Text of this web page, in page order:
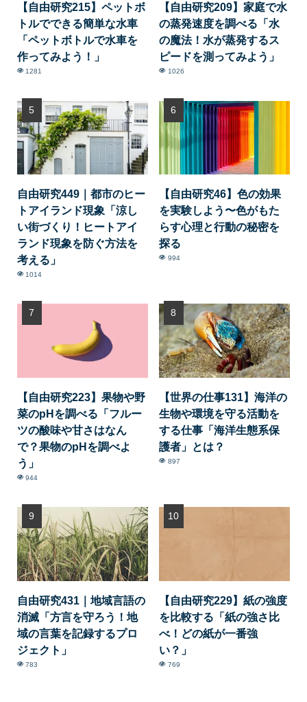
【自由研究215】ペットボ
トルでできる簡単な水車
「ペットボトルで水車を
作ってみよう！」
1281
【自由研究209】家庭で水
の蒸発速度を調べる「水
の魔法！水が蒸発するス
ピードを測ってみよう」
1026
自由研究449｜都市のヒー
トアイランド現象「涼し
い街づくり！ヒートアイ
ランド現象を防ぐ方法を
考える」
1014
【自由研究46】色の効果
を実験しよう〜色がもた
らす心理と行動の秘密を
探る
994
【自由研究223】果物や野
菜のpHを調べる「フルー
ツの酸味や甘さはなん
で？果物のpHを調べよ
う」
944
【世界の仕事131】海洋の
生物や環境を守る活動を
する仕事「海洋生態系保
護者」とは？
897
自由研究431｜地域言語の
消滅「方言を守ろう！地
域の言葉を記録するプロ
ジェクト」
783
【自由研究229】紙の強度
を比較する「紙の強さ比
べ！どの紙が一番強
い？」
769